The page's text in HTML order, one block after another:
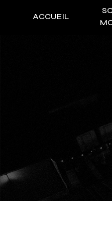
ACCUEIL
Panneau de gestion des